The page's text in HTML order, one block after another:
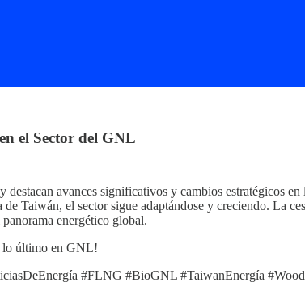
el Sector del GNL
destacan avances significativos y cambios estratégicos
Taiwán, el sector sigue adaptándose y creciendo. La
energético global.
lo último en GNL!
#FLNG #BioGNL #TaiwanEnergía